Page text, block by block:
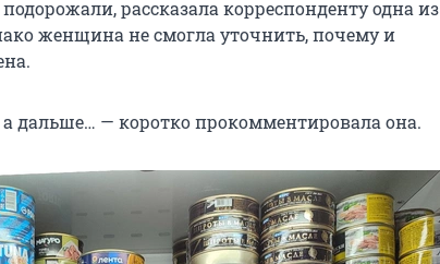
рассказала корреспонденту одна из
женщина не смогла уточнить, почему и
дальше… — коротко прокомментировала она.